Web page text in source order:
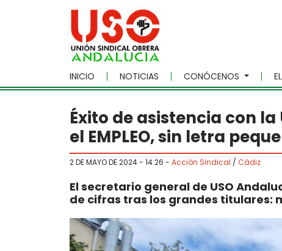
Skip to main content
INICIO NOTICIAS CONÓCENOS
Éxito de asistencia con la
el EMPLEO, sin letra
2 DE MAYO DE 2024 - 14:26 - Acción Sindical / Cádiz
El secretario general de USO
de cifras tras los grandes titulares: